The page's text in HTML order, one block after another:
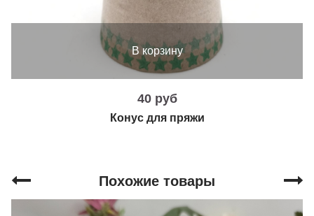
В корзину
40 руб
Конус для пряжи
Похожие товары